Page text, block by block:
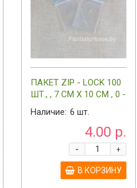
ПАКЕТ ZIP - LOCK 100
ШТ., , 7 СМ Х 10 СМ , 0 -
В АССОРТИМЕНТЕ
Наличие: 6 шт.
4.00 р.
+
-
В КОРЗИНУ